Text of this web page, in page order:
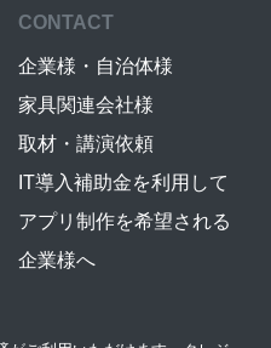
CONTACT
企業様・自治体様
家具関連会社様
取材・講演依頼
IT導入補助金を利用して
アプリ制作を希望される
企業様へ